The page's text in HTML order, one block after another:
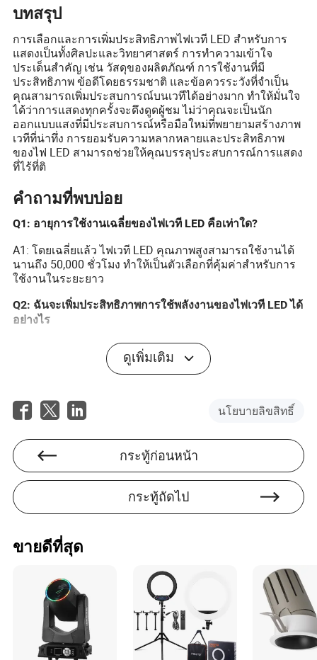
บทสรุป
การเลือกและการเพิ่มประสิทธิภาพไฟเวที LED สำหรับการ
แสดงเป็นทั้งศิลปะและวิทยาศาสตร์ การทำความเข้าใจ
ประเด็นสำคัญ เช่น วัสดุของผลิตภัณฑ์ การใช้งานที่มี
ประสิทธิภาพ ข้อดีโดยธรรมชาติ และข้อควรระวังที่จำเป็น
คุณสามารถเพิ่มประสบการณ์บนเวทีได้อย่างมาก ทำให้มั่นใจ
ได้ว่าการแสดงทุกครั้งจะดึงดูดผู้ชม ไม่ว่าคุณจะเป็นนัก
ออกแบบแสงที่มีประสบการณ์หรือมือใหม่ที่พยายามสร้างภาพ
เวทีที่น่าทึ่ง การยอมรับความหลากหลายและประสิทธิภาพ
ของไฟ LED สามารถช่วยให้คุณบรรลุประสบการณ์การแสดง
ที่ไร้ที่ติ
คำถามที่พบบ่อย
Q1: อายุการใช้งานเฉลี่ยของไฟเวที LED คือเท่าใด?
A1: โดยเฉลี่ยแล้ว ไฟเวที LED คุณภาพสูงสามารถใช้งานได้
นานถึง 50,000 ชั่วโมง ทำให้เป็นตัวเลือกที่คุ้มค่าสำหรับการ
ใช้งานในระยะยาว
Q2: ฉันจะเพิ่มประสิทธิภาพการใช้พลังงานของไฟเวที LED ได้
อย่างไร
A2: เพื่อเพิ่มประสิทธิภาพการใช้พลังงานสูงสุด ให้ใช้ไฟ LED
ที่มีประสิทธิภาพการส่องสว่างสูงและจัดการตำแหน่งและการ
ใช้งานอย่างเหมาะสม การหรี่ไฟ LED เมื่อไม่ต้องการความ
Q3: มีสีเฉพาะที่เหมาะกับการแสดงประเภทต่างๆ หรือไม่?
A3: การเลือกสีขึ้นอยู่กับแนวเพลงและอารมณ์ของการแสดง
ตัวอย่างเช่น โทนสีที่อบอุ่นมักใช้สำหรับฉากที่ใกล้ชิด ในขณะ
ที่โทนสีเย็นสามารถเพิ่มเอฟเฟกต์ที่น่าทึ่งได้
Q4: ควรใช้ข้อควรระวังอะไรบ้างเมื่อทำการติดตั้งไฟเวที
LED?
A4: ตรวจสอบให้แน่ใจว่าภาระไฟฟ้ามีความสมดุลเพื่อหลีก
เลี่ยงการโอเวอร์โหลดของวงจร การบำรุงรักษาและการ
ตรวจสอบเป็นประจำจะช่วยจับปัญหาได้ตั้งแต่เนิ่นๆ เพื่อให้
มั่นใจในความปลอดภัยและประสิทธิภาพ
ดูเพิ่มเติม
นโยบายลิขสิทธิ์
กระทู้ก่อนหน้า
กระทู้ถัดไป
ขายดีที่สุด